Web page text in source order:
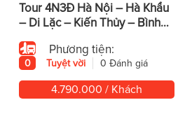
Tour 4N3Đ Hà Nội – Hà Khẩu
– Di Lặc – Kiến Thủy – Bình
Biên – Mông Tự
Phương tiện:
0 Tuyệt vời 0 Đánh giá
4.790.000 / Khách